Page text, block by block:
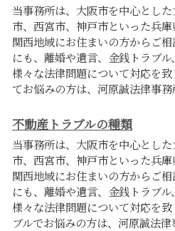
当事務所は、大阪市を中心とし
市、西宮市、神戸市といった兵庫
関西地域にお住まいの方からご
にも、離婚や遺言、金銭トラブル、
様々な法律問題について対応を
てお悩みの方は、河原誠法律事
不動産トラブルの種類
当事務所は、大阪市を中心とし
市、西宮市、神戸市といった兵庫
関西地域にお住まいの方からご
にも、離婚や遺言、金銭トラブル、
様々な法律問題について対応を
ブルでお悩みの方は、河原誠法